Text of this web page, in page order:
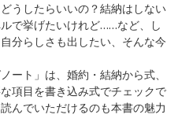
うしたらいいの？結納はしない
で挙げたいけれど……など、し
分らしさも出したい、そんな今
ート」は、婚約・結納から式、
項目を書き込み式でチェックで
んでいただけるのも本書の魅力